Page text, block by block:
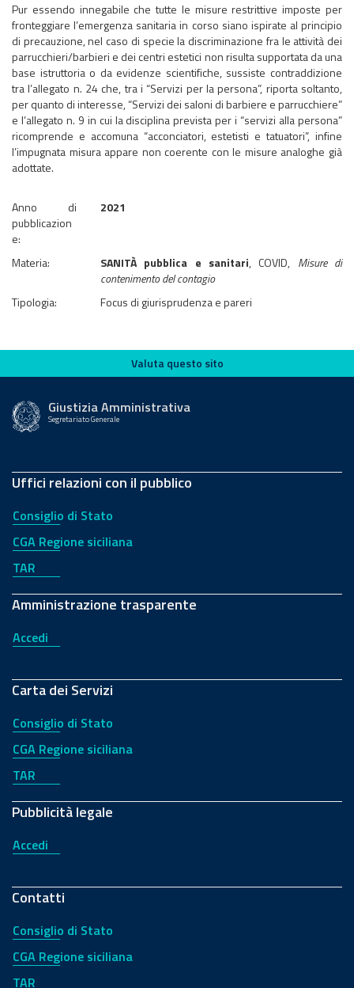
Pur essendo innegabile che tutte le misure restrittive imposte per
fronteggiare l’emergenza sanitaria in corso siano ispirate al principio
di precauzione, nel caso di specie la discriminazione fra le attività dei
parrucchieri/barbieri e dei centri estetici non risulta supportata da una
base istruttoria o da evidenze scientifiche, sussiste contraddizione
tra l’allegato n. 24 che, tra i “Servizi per la persona”, riporta soltanto,
per quanto di interesse, “Servizi dei saloni di barbiere e parrucchiere”
e l’allegato n. 9 in cui la disciplina prevista per i “servizi alla persona”
ricomprende e accomuna “acconciatori, estetisti e tatuatori”, infine
l’impugnata misura appare non coerente con le misure analoghe già
adottate. ​​​​​​​
Anno di
pubblicazion
e:
2021
Materia: SANITÀ pubblica e sanitari, COVID, Misure di
contenimento del contagio
Tipologia:
Focus di giurisprudenza e pareri
Valuta questo sito
Valuta questo sito
Giustizia Amministrativa
Segretariato Generale
Uffici relazioni con il pubblico
Consiglio di Stato
CGA Regione siciliana
TAR
Amministrazione trasparente
Accedi
Carta dei Servizi
Consiglio di Stato
CGA Regione siciliana
TAR
Pubblicità legale
Accedi
Contatti
Consiglio di Stato
CGA Regione siciliana
TAR